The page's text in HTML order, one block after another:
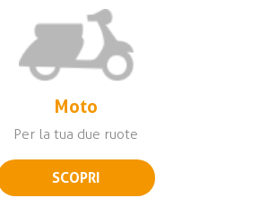
Moto
Per la tua due ruote
SCOPRI